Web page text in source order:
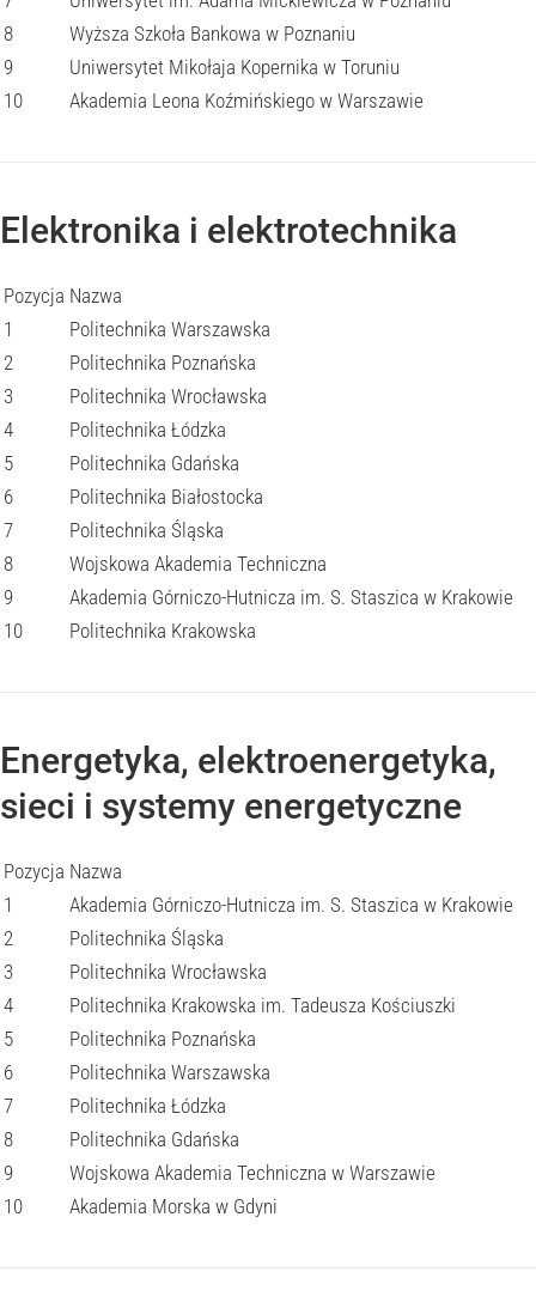
8
Wyższa Szkoła Bankowa w Poznaniu
9
Uniwersytet Mikołaja Kopernika w Toruniu
10
Akademia Leona Koźmińskiego w Warszawie
Elektronika i elektrotechnika
Pozycja Nazwa
1
Politechnika Warszawska
2
Politechnika Poznańska
3
Politechnika Wrocławska
4
Politechnika Łódzka
5
Politechnika Gdańska
6
Politechnika Białostocka
7
Politechnika Śląska
8
Wojskowa Akademia Techniczna
9
Akademia Górniczo-Hutnicza im. S. Staszica w Krakowie
10
Politechnika Krakowska
Energetyka, elektroenergetyka,
sieci i systemy energetyczne
Pozycja Nazwa
1
Akademia Górniczo-Hutnicza im. S. Staszica w Krakowie
2
Politechnika Śląska
3
Politechnika Wrocławska
4
Politechnika Krakowska im. Tadeusza Kościuszki
5
Politechnika Poznańska
6
Politechnika Warszawska
7
Politechnika Łódzka
8
Politechnika Gdańska
9
Wojskowa Akademia Techniczna w Warszawie
10
Akademia Morska w Gdyni